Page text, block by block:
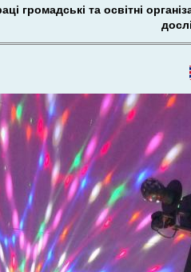
громадські та освітні